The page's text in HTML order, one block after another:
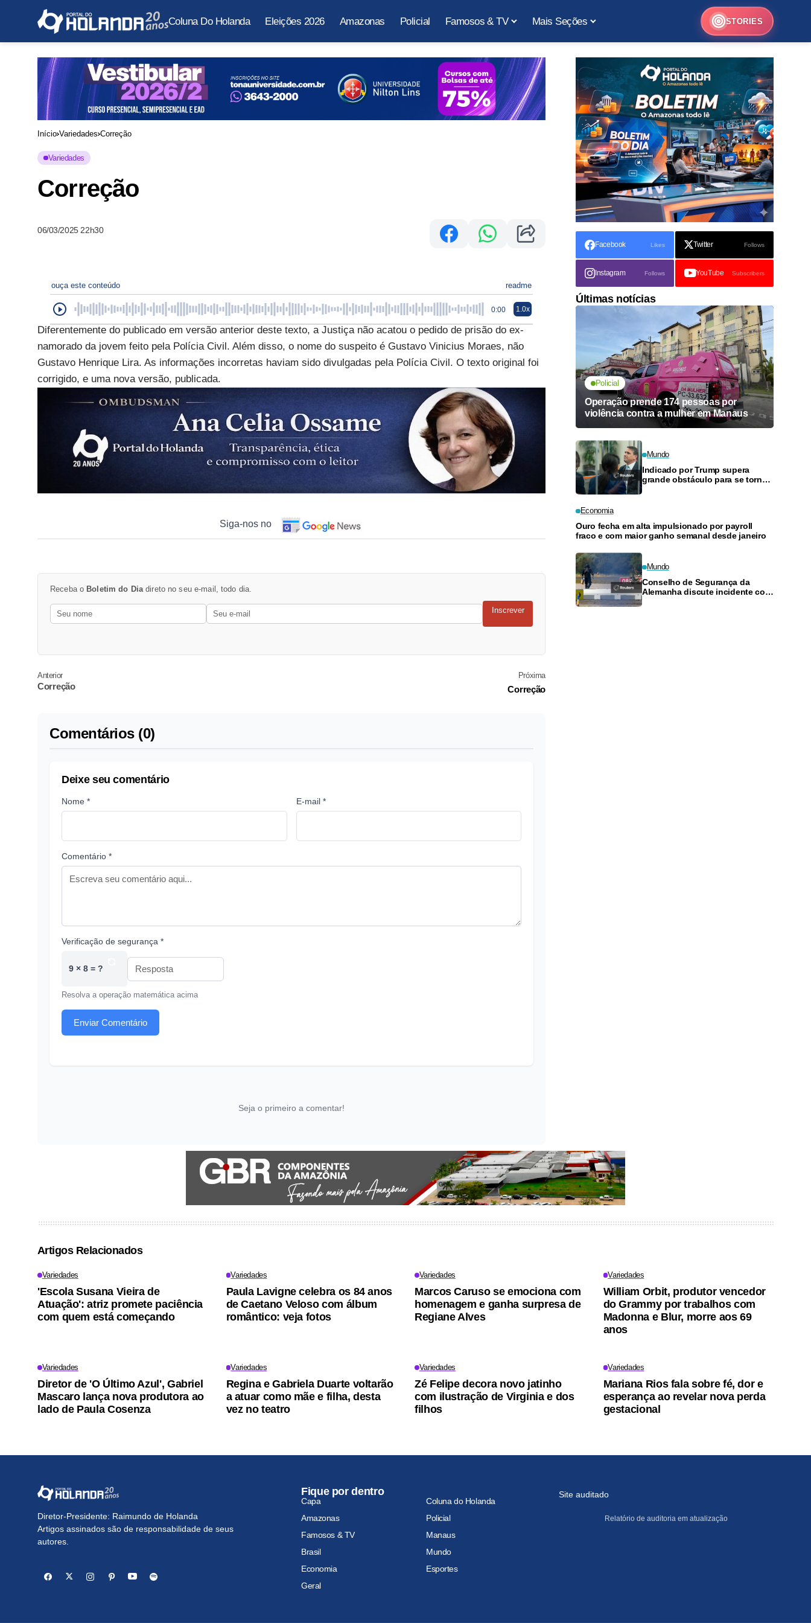
Coluna Do Holanda Eleições 2026 Amazonas Policial Famosos & TV Mais Seções STORIES
Início Variedades Correção
Variedades
Correção
06/03/2025 22h30
ouça este conteúdo readme
0:00 1.0x
Diferentemente do publicado em versão anterior deste texto, a Justiça não acatou o pedido de prisão do ex-
namorado da jovem feito pela Polícia Civil. Além disso, o nome do suspeito é Gustavo Vinicius Moraes, não
Gustavo Henrique Lira. As informações incorretas haviam sido divulgadas pela Polícia Civil. O texto original foi
corrigido, e uma nova versão, publicada.
Siga-nos no
Receba o Boletim do Diadireto no seu e-mail, todo dia.
Inscrever
Anterior
Correção
Próxima
Correção
Comentários (0)
Deixe seu comentário
Nome * E-mail *
Comentário *
Verificação de segurança *
9 × 8 = ?
Resolva a operação matemática acima
Enviar Comentário
Seja o primeiro a comentar!
Facebook Likes Twitter Follows
Instagram Follows YouTube Subscribers
Últimas notícias
Policial
Operação prende 174 pessoas por
violência contra a mulher em Manaus
Mundo
Indicado por Trump supera
grande obstáculo para se tornar
Economia
Ouro fecha em alta impulsionado por payroll
fraco e com maior ganho semanal desde janeiro
Mundo
Conselho de Segurança da
Alemanha discute incidente com
Artigos Relacionados
Variedades
'Escola Susana Vieira de
Atuação': atriz promete paciência
com quem está começando
Variedades
Paula Lavigne celebra os 84 anos
de Caetano Veloso com álbum
romântico: veja fotos
Variedades
Marcos Caruso se emociona com
homenagem e ganha surpresa de
Regiane Alves
Variedades
William Orbit, produtor vencedor
do Grammy por trabalhos com
Madonna e Blur, morre aos 69
anos
Variedades
Diretor de 'O Último Azul', Gabriel
Mascaro lança nova produtora ao
lado de Paula Cosenza
Variedades
Regina e Gabriela Duarte voltarão
a atuar como mãe e filha, desta
vez no teatro
Variedades
Zé Felipe decora novo jatinho
com ilustração de Virginia e dos
filhos
Variedades
Mariana Rios fala sobre fé, dor e
esperança ao revelar nova perda
gestacional
Diretor-Presidente: Raimundo de Holanda
Artigos assinados são de responsabilidade de seus
autores.
Fique por dentro
Capa
Coluna do Holanda
Amazonas
Policial
Famosos & TV
Manaus
Brasil
Mundo
Economia
Esportes
Geral
Site auditado
Relatório de auditoria em atualização